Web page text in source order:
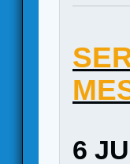
6